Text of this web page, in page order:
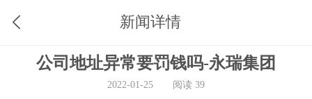
新闻详情
公司地址异常要罚钱吗-永瑞集团
2022-01-25 阅读 39